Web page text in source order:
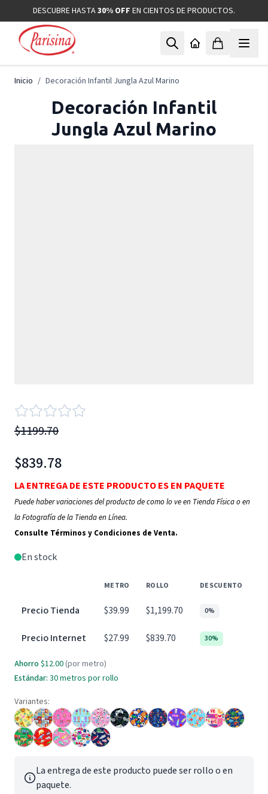
Ir al contenidoDESCUBRE HASTA30% OFF EN CIENTOS DE PRODUCTOS.
Inicio / Decoración Infantil Jungla Azul Marino
Decoración Infantil
Jungla Azul Marino
$1199.70
$839.78
LA ENTREGA DE ESTE PRODUCTO ES EN PAQUETE
Puede haber variaciones del producto de como lo ve en Tienda Física o en
la Fotografía de la Tienda en Línea.
Consulte Términos y Condiciones de Venta.
En stock
METRO ROLLO DESCUENTO
Precio Tienda $39.99 $1,199.70 0%
Precio Internet $27.99 $839.70 30%
Ahorro $12.00 (por metro)
Estándar: 30 metros por rollo
Variantes:
La entrega de este producto puede ser rollo o en
paquete.